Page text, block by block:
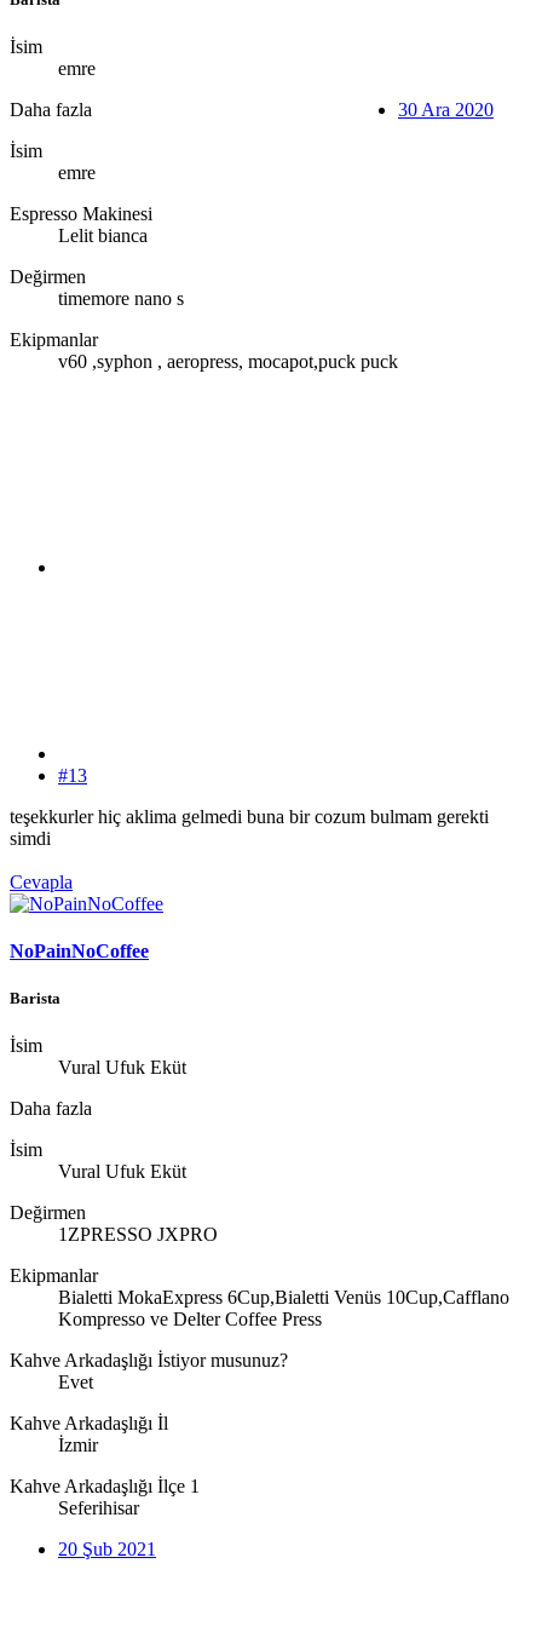
İsim
emre
Daha fazla
İsim
emre
Espresso Makinesi
Lelit bianca
Değirmen
timemore nano s
Ekipmanlar
v60 ,syphon , aeropress, mocapot,puck puck
30 Ara 2020
#13
teşekkurler hiç aklima gelmedi buna bir cozum bulmam gerekti
simdi
Cevapla
NoPainNoCoffee
Barista
İsim
Vural Ufuk Eküt
Daha fazla
İsim
Vural Ufuk Eküt
Değirmen
1ZPRESSO JXPRO
Ekipmanlar
Bialetti MokaExpress 6Cup,Bialetti Venüs 10Cup,Cafflano
Kompresso ve Delter Coffee Press
Kahve Arkadaşlığı İstiyor musunuz?
Evet
Kahve Arkadaşlığı İl
İzmir
Kahve Arkadaşlığı İlçe 1
Seferihisar
20 Şub 2021